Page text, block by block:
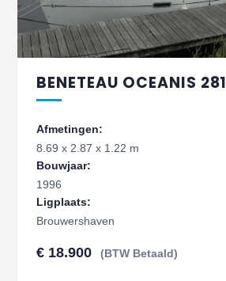
BENETEAU OCEANIS 281
Afmetingen:
8.69 x 2.87 x 1.22 m
Bouwjaar:
1996
Ligplaats:
Brouwershaven
€ 18.900 (BTW Betaald)